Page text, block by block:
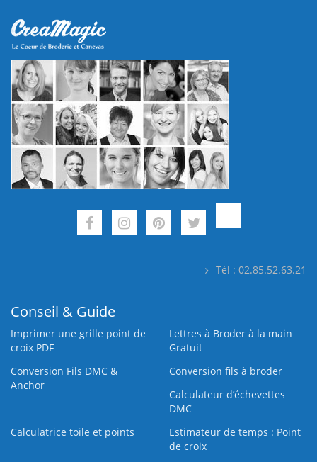
Tél : 02.85.52.63.21
Conseil & Guide
Imprimer une grille point de
croix PDF
Lettres à Broder à la main
Gratuit
Conversion Fils DMC &
Anchor
Conversion fils à broder
Calculateur d’échevettes
DMC
Calculatrice toile et points
Estimateur de temps : Point
de croix